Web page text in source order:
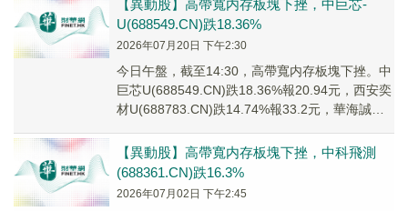
【異動股】高帶寬内存板塊下挫，中巨芯-
U(688549.CN)跌18.36%
2026年07月20日 下午2:30
今日午盤，截至14:30，高帶寬内存板塊下挫。中
巨芯U(688549.CN)跌18.36%報20.94元，西安奕
材U(688783.CN)跌14.74%報33.2元，華海誠科
【異動股】高帶寬内存板塊下挫，中科飛測
(688361.CN)跌16.3%
2026年07月02日 下午2:45